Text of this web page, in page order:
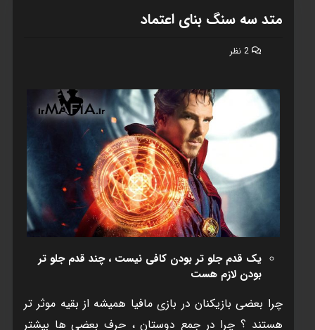
متد سه سنگ بنای اعتماد
‫2 نظر
يک قدم جلو تر بودن کافی نيست ، چند قدم جلو تر
بودن لازم هست
چرا بعضی بازيکنان در بازی مافيا هميشه از بقيه موثر تر
هستند ؟ چرا در جمع دوستان ، حرف بعضی ها بيشتر